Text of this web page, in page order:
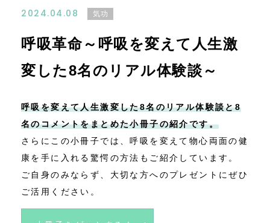
2024.04.08 気功
呼吸革命～呼吸を変えて人生激
変した8名のリアル体験談～
呼吸を変えて人生激変した8名のリアル体験談と8
名のコメントをまとめた小冊子の紹介です。
さらにこの小冊子では、呼吸を変えて物心両面の健
康を手に入れる驚愕の方法もご紹介しています。
ご自身のみならず、大切な方へのプレゼントにぜひ
ご活用ください。